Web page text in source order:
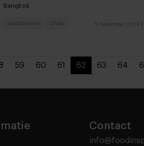
Bangkok
5 november 2024
Gastronomie Chefs
59 60 61 62 63 64
Contact